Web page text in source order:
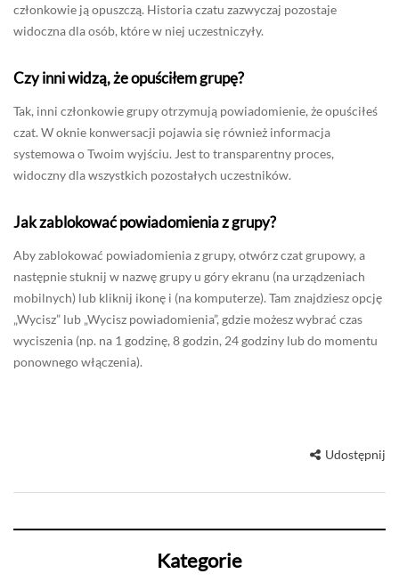
członkowie ją opuszczą. Historia czatu zazwyczaj pozostaje
widoczna dla osób, które w niej uczestniczyły.
Czy inni widzą, że opuściłem grupę?
Tak, inni członkowie grupy otrzymują powiadomienie, że opuściłeś
czat. W oknie konwersacji pojawia się również informacja
systemowa o Twoim wyjściu. Jest to transparentny proces,
widoczny dla wszystkich pozostałych uczestników.
Jak zablokować powiadomienia z grupy?
Aby zablokować powiadomienia z grupy, otwórz czat grupowy, a
następnie stuknij w nazwę grupy u góry ekranu (na urządzeniach
mobilnych) lub kliknij ikonę i (na komputerze). Tam znajdziesz opcję
„Wycisz” lub „Wycisz powiadomienia”, gdzie możesz wybrać czas
wyciszenia (np. na 1 godzinę, 8 godzin, 24 godziny lub do momentu
ponownego włączenia).
Udostępnij
Kategorie